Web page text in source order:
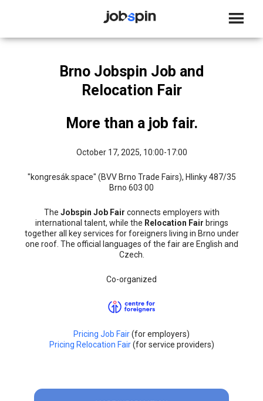
Brno Jobspin Job and
Relocation Fair
More than a job fair.
October 17, 2025, 10:00-17:00
"kongresák.space" (BVV Brno Trade Fairs), Hlinky 487/35
Brno 603 00
The Jobspin Job Fair connects employers with
international talent, while the Relocation Fair brings
together all key services for foreigners living in Brno under
one roof. The official languages of the fair are English and
Czech.
Co-organized
Pricing Job Fair(for employers)
Pricing Relocation Fair(for service providers)